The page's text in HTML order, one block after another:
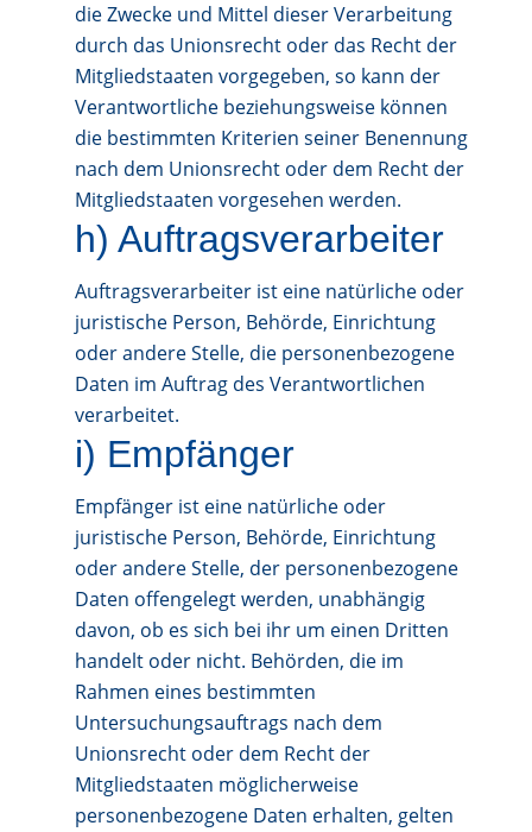
die Zwecke und Mittel dieser Verarbeitung
durch das Unionsrecht oder das Recht der
Mitgliedstaaten vorgegeben, so kann der
Verantwortliche beziehungsweise können
die bestimmten Kriterien seiner Benennung
nach dem Unionsrecht oder dem Recht der
Mitgliedstaaten vorgesehen werden.
h) Auftragsverarbeiter
Auftragsverarbeiter ist eine natürliche oder
juristische Person, Behörde, Einrichtung
oder andere Stelle, die personenbezogene
Daten im Auftrag des Verantwortlichen
verarbeitet.
i) Empfänger
Empfänger ist eine natürliche oder
juristische Person, Behörde, Einrichtung
oder andere Stelle, der personenbezogene
Daten offengelegt werden, unabhängig
davon, ob es sich bei ihr um einen Dritten
handelt oder nicht. Behörden, die im
Rahmen eines bestimmten
Untersuchungsauftrags nach dem
Unionsrecht oder dem Recht der
Mitgliedstaaten möglicherweise
personenbezogene Daten erhalten, gelten